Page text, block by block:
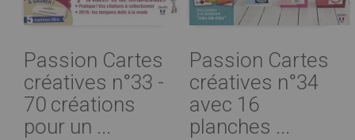
Passion Cartes
créatives n°33 -
70 créations
pour un ...
Passion Cartes
créatives n°34
avec 16
planches ...